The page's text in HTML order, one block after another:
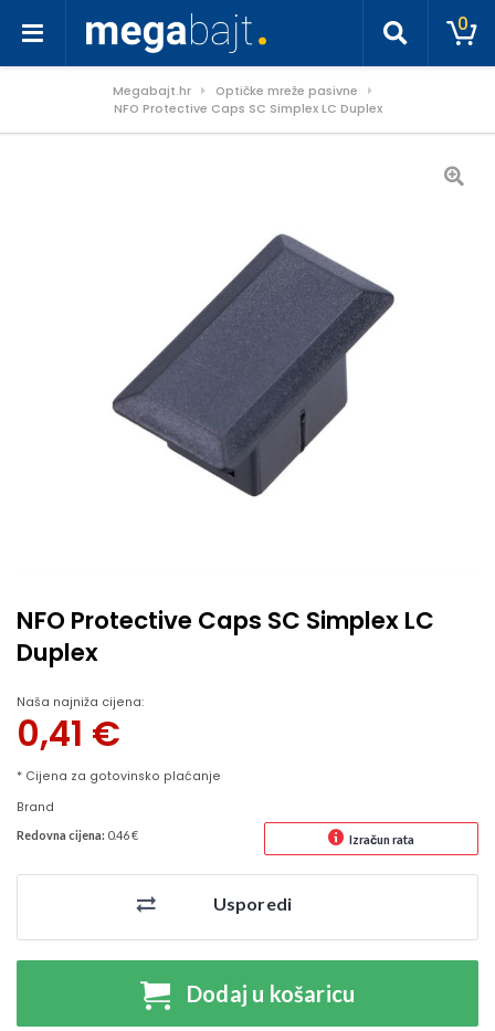
0
Megabajt.hr
Optičke mreže pasivne
NFO Protective Caps SC Simplex LC Duplex
NFO Protective Caps SC Simplex LC
Duplex
Naša najniža cijena:
0,41 €
* Cijena za gotovinsko plaćanje
Brand
Redovna cijena: 0.46 € Izračun rata
Usporedi
Dodaj u košaricu